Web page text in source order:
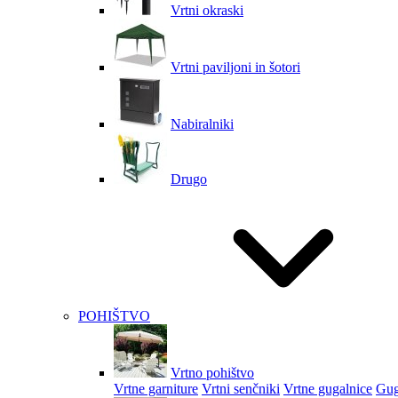
Vrtni okraski
Vrtni paviljoni in šotori
Nabiralniki
Drugo
POHIŠTVO
Vrtno pohištvo
Vrtne garniture Vrtni senčniki Vrtne gugalnice